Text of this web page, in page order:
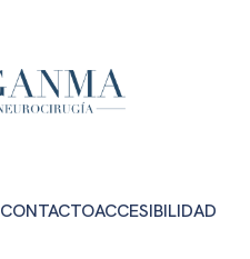
CONTACTOACCESIBILIDAD